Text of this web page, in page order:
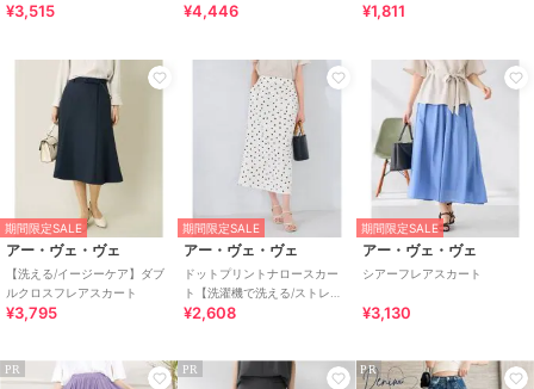
カート
¥3,515 ¥4,446
ル】
¥1,811
期間限定SALE
アー・ヴェ・ヴェ
【洗える/イージーケア】ダブ
ルクロスフレアスカート
¥3,795
期間限定SALE
アー・ヴェ・ヴェ
ドットプリントナロースカー
ト【洗濯機で洗える/ストレッ
チ】
¥2,608
期間限定SALE
アー・ヴェ・ヴェ
シアーフレアスカート
¥3,130
PR PR PR